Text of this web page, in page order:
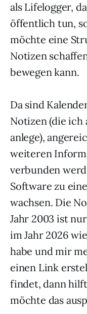
als Lifelogger,
öffentlich tun,
möchte eine
Notizen
bewegen kann.
Da sind
Notizen (die ich
anlege),
weiteren
verbunden
Software zu
wachsen. Die
Jahr 2003 ist
im Jahr 2026
habe und mir
einen Link
findet, dann
möchte das